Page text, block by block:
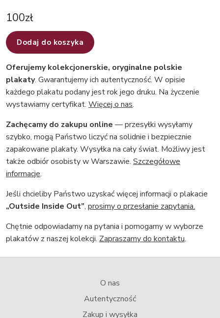
100zł
Dodaj do koszyka
Oferujemy kolekcjonerskie, oryginalne polskie
plakaty. Gwarantujemy ich autentyczność. W opisie
każdego plakatu podany jest rok jego druku. Na życzenie
wystawiamy certyfikat. Więcej o nas.
Zachęcamy do zakupu online — przesyłki wysyłamy
szybko, mogą Państwo liczyć na solidnie i bezpiecznie
zapakowane plakaty. Wysyłka na cały świat. Możliwy jest
także odbiór osobisty w Warszawie. Szczegółowe
informacje.
Jeśli chcieliby Państwo uzyskać więcej informacji o plakacie
„Outside Inside Out”, prosimy o przesłanie zapytania.
Chętnie odpowiadamy na pytania i pomogamy w wyborze
plakatów z naszej kolekcji. Zapraszamy do kontaktu.
O nas
Autentyczność
Zakup i wysyłka